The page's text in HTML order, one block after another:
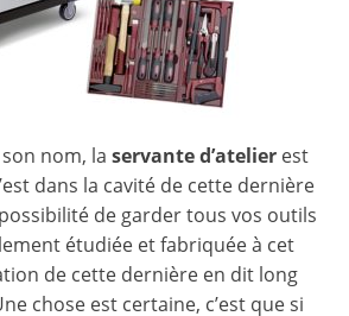
nom, la servante d’atelier est
dans la cavité de cette dernière
de garder tous vos outils
étudiée et fabriquée à cet
de cette dernière en dit long
chose est certaine, c’est que si